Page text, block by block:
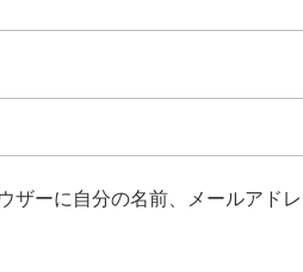
ザーに自分の名前、メールアド